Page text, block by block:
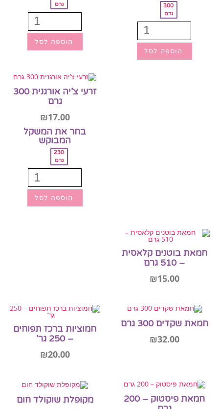
300
גרם
הוספה לסל
גרם
הוספה לסל
זרעי צ’יה אורגנית 300
גרם
₪17.00
בחר את המשקל
המבוקש‎
230
גרם
הוספה לסל
חמאת בוטנים קלאסית
– 510 גרם
₪15.00
הוספה לסל
חמאת שקדים 300 גרם
₪32.00
הוספה לסל
חמוציות ברכז תפוחים
– 250 גר’
₪20.00
הוספה לסל
חמאת פיסטוק – 200
מקופלת שוקולד חום